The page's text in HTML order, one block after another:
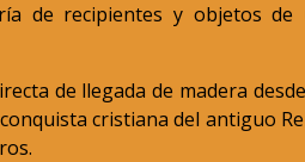
de recipientes y objetos de
de llegada de madera
cristiana del antiguo